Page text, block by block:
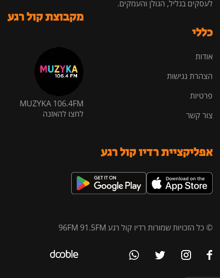
לעסקים בגליל, הגולן והעמקים.
כללי
אודות
הצהרת נגישות
פרטיות
צור קשר
מקבוצת קול רגע
MUZYKA 106.4FM
לחצו להאזנה
אפליקציית רדיו קול רגע
© כל הזכויות שמורות רדיו קול רגע 96FM 91.5FM